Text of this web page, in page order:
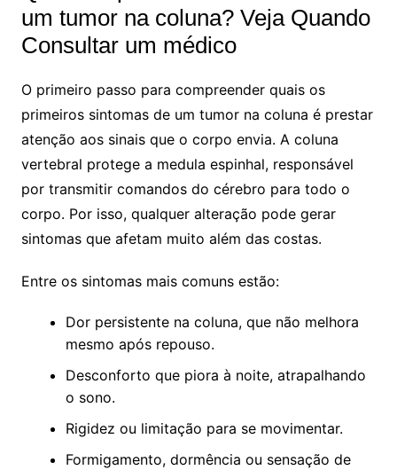
um tumor na coluna? Veja Quando
Consultar um médico
O primeiro passo para compreender quais os
primeiros sintomas de um tumor na coluna é prestar
atenção aos sinais que o corpo envia. A coluna
vertebral protege a medula espinhal, responsável
por transmitir comandos do cérebro para todo o
corpo. Por isso, qualquer alteração pode gerar
sintomas que afetam muito além das costas.
Entre os sintomas mais comuns estão:
Dor persistente na coluna, que não melhora
mesmo após repouso.
Desconforto que piora à noite, atrapalhando
o sono.
Rigidez ou limitação para se movimentar.
Formigamento, dormência ou sensação de